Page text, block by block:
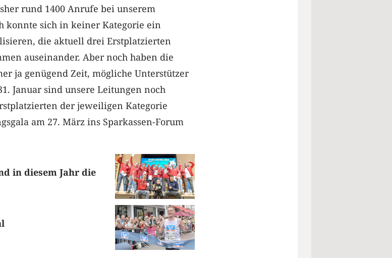
rund 1400 Anrufe bei unserem
konnte sich in keiner Kategorie ein
die aktuell drei Erstplatzierten
auseinander. Aber noch haben die
ja genügend Zeit, mögliche Unterstützer
Januar sind unsere Leitungen noch
der jeweiligen Kategorie
am 27. März ins Sparkassen-Forum
in diesem Jahr die